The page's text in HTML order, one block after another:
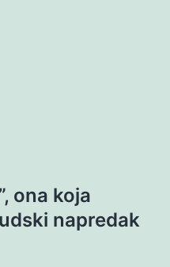
ona koja
napredak